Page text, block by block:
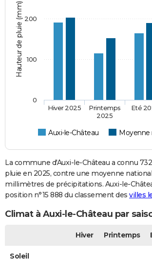
Hauteur de pluie (mm)
Auxi-le-Château Moyenne
Hiver 2025
Printemps
2025
Eté
0
100
200
La commune d'Auxi-le-Château a connu
pluie en 2025, contre une moyenne
millimètres de précipitations. Auxi-le-
position n°15 888 du classement des villes
Climat à Auxi-le-Château par
Hiver Printemps
Soleil